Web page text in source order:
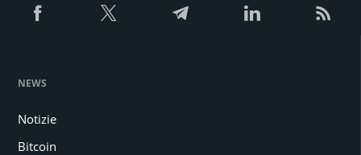
NEWS
Notizie
Bitcoin